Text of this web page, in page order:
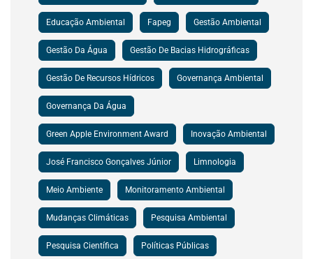
Educação Ambiental Fapeg Gestão Ambiental
Gestão Da Água Gestão De Bacias Hidrográficas
Gestão De Recursos Hídricos Governança Ambiental
Governança Da Água
Green Apple Environment Award Inovação Ambiental
José Francisco Gonçalves Júnior Limnologia
Meio Ambiente Monitoramento Ambiental
Mudanças Climáticas Pesquisa Ambiental
Pesquisa Científica Políticas Públicas